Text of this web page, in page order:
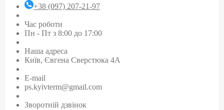
+38 (097) 207-21-97
Час роботи
Пн - Пт з 8:00 до 17:00
Наша адреса
Київ, Євгена Сверстюка 4А
E-mail
ps.kyivterm@gmail.com
Зворотній дзвінок